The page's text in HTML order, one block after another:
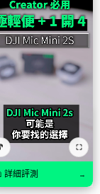
句話跨軟
APP 兼免
外掛，取代
、... 閱讀全文
⛶
詳細評測 →